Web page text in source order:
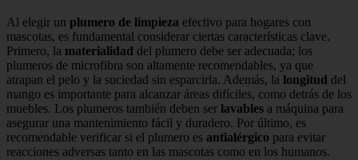
Al elegir un plumero de limpieza efectivo para hogares con
mascotas, es fundamental considerar ciertas características clave.
Primero, la materialidad del plumero debe ser adecuada; los
plumeros de microfibra son altamente recomendables, ya que
atrapan el pelo y la suciedad sin esparcirla. Además, la longitud del
mango es importante para alcanzar áreas difíciles, como detrás de los
muebles. Los plumeros también deben ser lavables a máquina para
asegurar una mantenimiento fácil y duradero. Por último, es
recomendable verificar si el plumero es antialérgico para evitar
reacciones adversas tanto en las mascotas como en los humanos.